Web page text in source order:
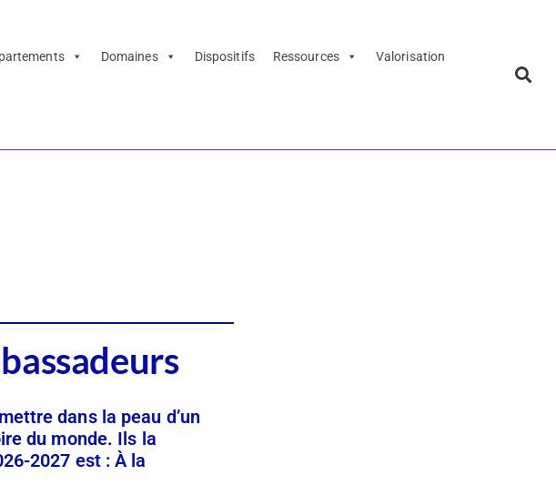
Domaines Dispositifs Ressources Valorisation
et
dans la peau d’un
du monde. Ils la
2027 est : À la